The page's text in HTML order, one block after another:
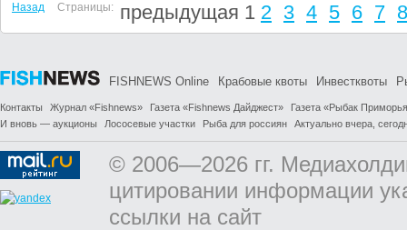
Назад Страницы: предыдущая 1 2 3 4 5 6 7 8
FISHNEWS Online Крабовые квоты Инвестквоты
Контакты Журнал «Fishnews» Газета «Fishnews Дайджест»
Газета «Рыбак
И вновь — аукционы
Лососевые участки Рыба для россиян Актуально вчера,
© 2006—2026 гг.
цитировании информации
ссылки на сайт